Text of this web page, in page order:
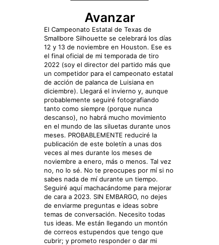
Avanzar
El Campeonato Estatal de Texas de
Smallbore Silhouette se celebrará los días
12 y 13 de noviembre en Houston. Ese es
el final oficial de mi temporada de tiro
2022 (soy el director del partido más que
un competidor para el campeonato estatal
de acción de palanca de Luisiana en
diciembre). Llegará el invierno y, aunque
probablemente seguiré fotografiando
tanto como siempre (porque nunca
descanso), no habrá mucho movimiento
en el mundo de las siluetas durante unos
meses. PROBABLEMENTE reduciré la
publicación de este boletín a unas dos
veces al mes durante los meses de
noviembre a enero, más o menos. Tal vez
no, no lo sé. No te preocupes por mí si no
sabes nada de mí durante un tiempo.
Seguiré aquí machacándome para mejorar
de cara a 2023. SIN EMBARGO, no dejes
de enviarme preguntas e ideas sobre
temas de conversación. Necesito todas
tus ideas. Me están llegando un montón
de correos estupendos que tengo que
cubrir; y prometo responder o dar mi